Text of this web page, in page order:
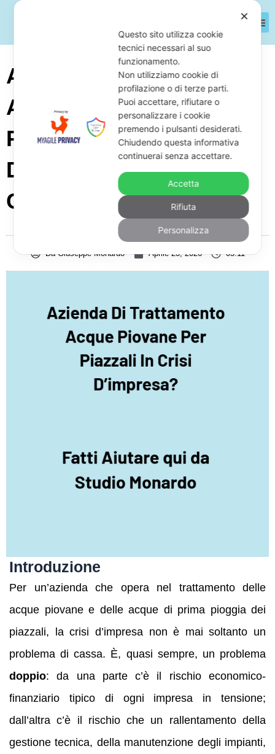
Azienda Di Trattamento
Acque Piovane Per
Piazzali In Crisi
D’impresa: Cosa Fare
Con L’Avvocato
DaGiuseppe Monardo Aprile 23, 2026 05:11
Introduzione
Per un’azienda che opera nel trattamento delle
acque piovane e delle acque di prima pioggia dei
piazzali, la crisi d’impresa non è mai soltanto un
problema di cassa. È, quasi sempre, un problema
doppio: da una parte c’è il rischio economico-
finanziario tipico di ogni impresa in tensione;
dall’altra c’è il rischio che un rallentamento della
gestione tecnica, della manutenzione degli impianti,
✕
Questo sito utilizza cookie
tecnici necessari al suo
funzionamento.
Non utilizziamo cookie di
profilazione o di terze parti.
Puoi accettare, rifiutare o
personalizzare i cookie
premendo i pulsanti desiderati.
Chiudendo questa informativa
continuerai senza accettare.
Accetta
Rifiuta
Personalizza